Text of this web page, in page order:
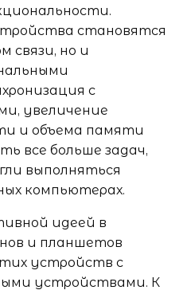
становятся
связи, но и
с
увеличение
и объема памяти
все больше задач,
выполняться
компьютерах.
идеей в
и планшетов
устройств с
устройствами. К